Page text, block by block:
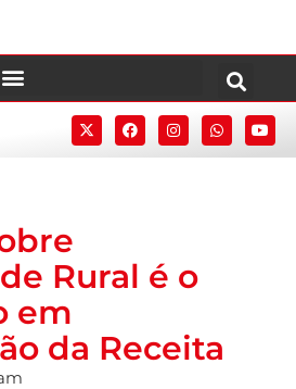
Rural é o
em
da Receita